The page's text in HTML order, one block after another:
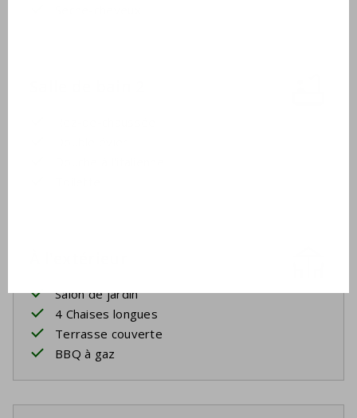
Salon de jardin
4 Chaises longues
Terrasse couverte
BBQ à gaz